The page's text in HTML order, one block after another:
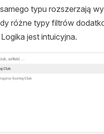
typu rozszerzają
różne typy filtrów
jest intuicyjna.